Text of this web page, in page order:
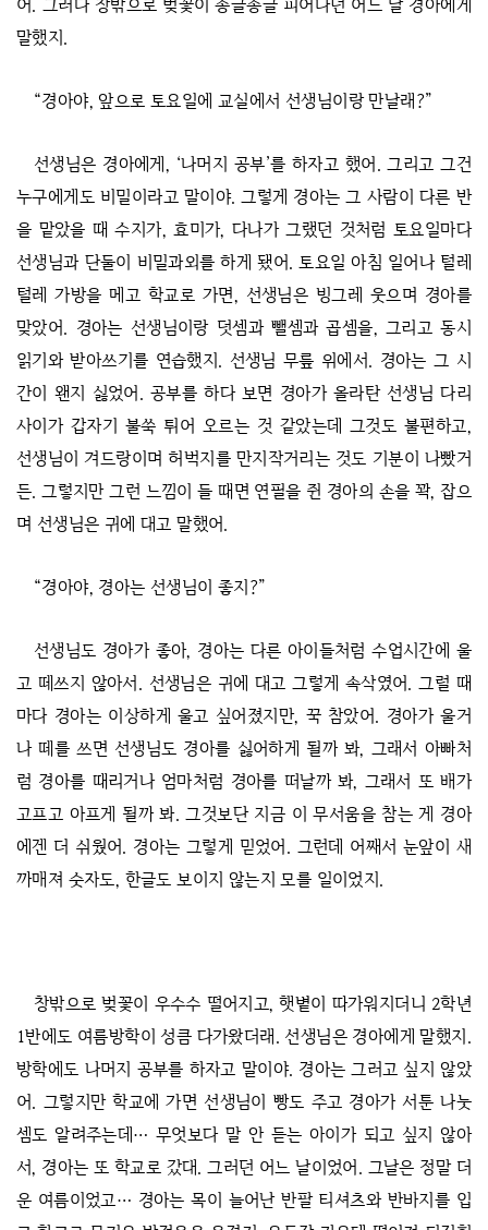
어. 그러다 창밖으로 벚꽃이 송글송글 피어나던 어느 날 경아에게
말했지.
“경아야, 앞으로 토요일에 교실에서 선생님이랑 만날래?”
선생님은 경아에게, ‘나머지 공부’를 하자고 했어. 그리고 그건
누구에게도 비밀이라고 말이야. 그렇게 경아는 그 사람이 다른 반
을 맡았을 때 수지가, 효미가, 다나가 그랬던 것처럼 토요일마다
선생님과 단둘이 비밀과외를 하게 됐어. 토요일 아침 일어나 털레
털레 가방을 메고 학교로 가면, 선생님은 빙그레 웃으며 경아를
맞았어. 경아는 선생님이랑 덧셈과 뺄셈과 곱셈을, 그리고 동시
읽기와 받아쓰기를 연습했지. 선생님 무릎 위에서. 경아는 그 시
간이 왠지 싫었어. 공부를 하다 보면 경아가 올라탄 선생님 다리
사이가 갑자기 불쑥 튀어 오르는 것 같았는데 그것도 불편하고,
선생님이 겨드랑이며 허벅지를 만지작거리는 것도 기분이 나빴거
든. 그렇지만 그런 느낌이 들 때면 연필을 쥔 경아의 손을 꽉, 잡으
며 선생님은 귀에 대고 말했어.
“경아야, 경아는 선생님이 좋지?”
선생님도 경아가 좋아, 경아는 다른 아이들처럼 수업시간에 울
고 떼쓰지 않아서. 선생님은 귀에 대고 그렇게 속삭였어. 그럴 때
마다 경아는 이상하게 울고 싶어졌지만, 꾹 참았어. 경아가 울거
나 떼를 쓰면 선생님도 경아를 싫어하게 될까 봐, 그래서 아빠처
럼 경아를 때리거나 엄마처럼 경아를 떠날까 봐, 그래서 또 배가
고프고 아프게 될까 봐. 그것보단 지금 이 무서움을 참는 게 경아
에겐 더 쉬웠어. 경아는 그렇게 믿었어. 그런데 어째서 눈앞이 새
까매져 숫자도, 한글도 보이지 않는지 모를 일이었지.
창밖으로 벚꽃이 우수수 떨어지고, 햇볕이 따가워지더니 2학년
1반에도 여름방학이 성큼 다가왔더래. 선생님은 경아에게 말했지.
방학에도 나머지 공부를 하자고 말이야. 경아는 그러고 싶지 않았
어. 그렇지만 학교에 가면 선생님이 빵도 주고 경아가 서툰 나눗
셈도 알려주는데… 무엇보다 말 안 듣는 아이가 되고 싶지 않아
서, 경아는 또 학교로 갔대. 그러던 어느 날이었어. 그날은 정말 더
운 여름이었고… 경아는 목이 늘어난 반팔 티셔츠와 반바지를 입